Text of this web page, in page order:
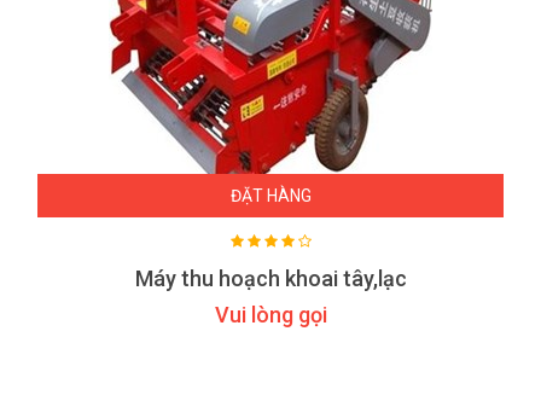
ĐẶT HÀNG
Máy thu hoạch khoai tây,lạc
Vui lòng gọi